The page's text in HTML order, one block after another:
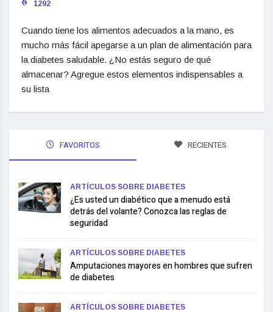
1292
Cuando tiene los alimentos adecuados a la mano, es
mucho más fácil apegarse a un plan de alimentación para
la diabetes saludable. ¿No estás seguro de qué
almacenar? Agregue estos elementos indispensables a
su lista
FAVORITOS RECIENTES
ARTÍCULOS SOBRE DIABETES
¿Es usted un diabético que a menudo está
detrás del volante? Conozca las reglas de
seguridad
ARTÍCULOS SOBRE DIABETES
Amputaciones mayores en hombres que sufren
de diabetes
ARTÍCULOS SOBRE DIABETES